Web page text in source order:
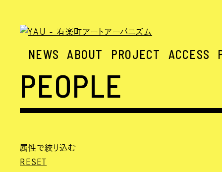
NEWS ABOUT PROJECT ACCESS
PEOPLE
属性で絞り込む
RESET